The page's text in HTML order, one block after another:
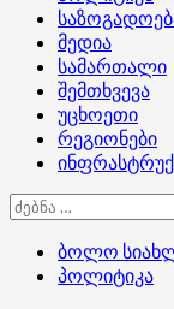
Menu
მედია
სამართალი
შემთხვევა
უცხოეთი
რეგიონები
ძებნა:
ბოლო
პოლიტიკა